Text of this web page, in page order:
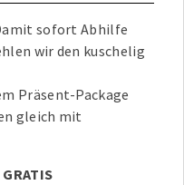
sofort Abhilfe
wir den kuschelig
Präsent-Package
gleich mit